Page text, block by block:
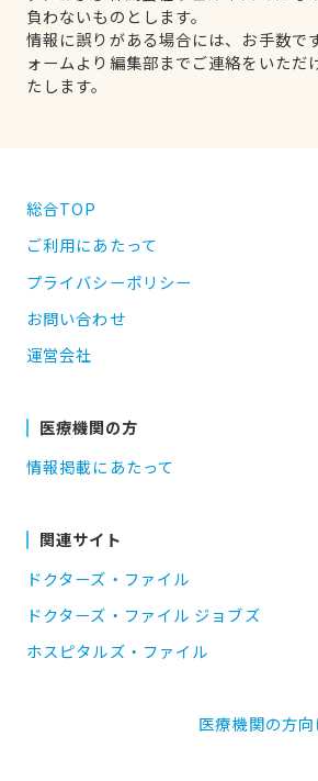
負わないものとします。
情報に誤りがある場合には、お手数で
ォームより編集部までご連絡をいただ
たします。
総合TOP
ご利用にあたって
プライバシーポリシー
お問い合わせ
運営会社
医療機関の方
情報掲載にあたって
関連サイト
ドクターズ・ファイル
ドクターズ・ファイル ジョブズ
ホスピタルズ・ファイル
医療機関の方